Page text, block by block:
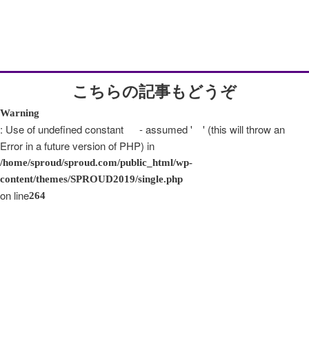
こちらの記事もどうぞ
Warning
: Use of undefined constant - assumed ' ' (this will throw an
Error in a future version of PHP) in
/home/sproud/sproud.com/public_html/wp-
content/themes/SPROUD2019/single.php
on line264